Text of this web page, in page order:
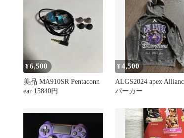
¥6,500
美品 MA910SR Pentaconn
ear 15840円
¥4,500
ALGS2024 apex
パーカー